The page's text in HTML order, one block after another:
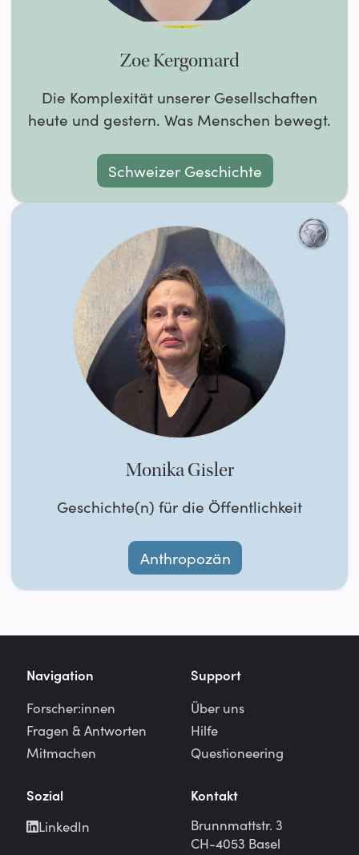
Zoe Kergomard
Die Komplexität unserer Gesellschaften
heute und gestern. Was Menschen bewegt.
Schweizer Geschichte
Monika Gisler
Geschichte(n) für die Öffentlichkeit
Anthropozän
Navigation
Forscher:innen
Fragen & Antworten
Mitmachen
Support
Über uns
Hilfe
Questioneering
Sozial
LinkedIn
Kontakt
Brunnmattstr. 3
CH-4053 Basel